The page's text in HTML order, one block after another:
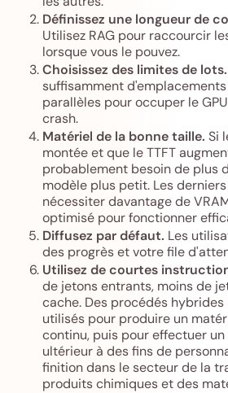
Définissez une longueur de
Utilisez RAG pour raccourcir
lorsque vous le pouvez.
Choisissez des limites de lots.
suffisamment
parallèles pour occuper le
crash.
Matériel de la bonne taille. Si
montée et que le TTFT
probablement besoin de plus
modèle plus petit. Les
nécessiter davantage de
optimisé pour fonctionner
Diffusez par défaut. Les
des progrès et votre file
Utilisez de courtes
de jetons entrants, moins de
cache. Des procédés
utilisés pour produire un
continu, puis pour effectuer
ultérieur à des fins de
finition dans le secteur de la
produits chimiques et des